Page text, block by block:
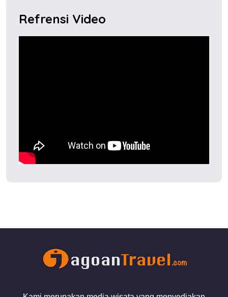
Refrensi Video